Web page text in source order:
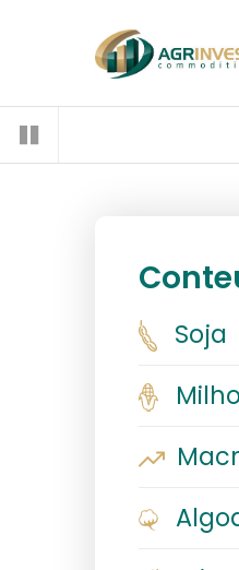
Soja
Milho